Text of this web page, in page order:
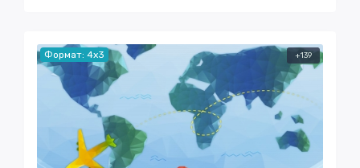
Формат: 4x3 +139